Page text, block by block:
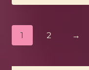
1 2 →